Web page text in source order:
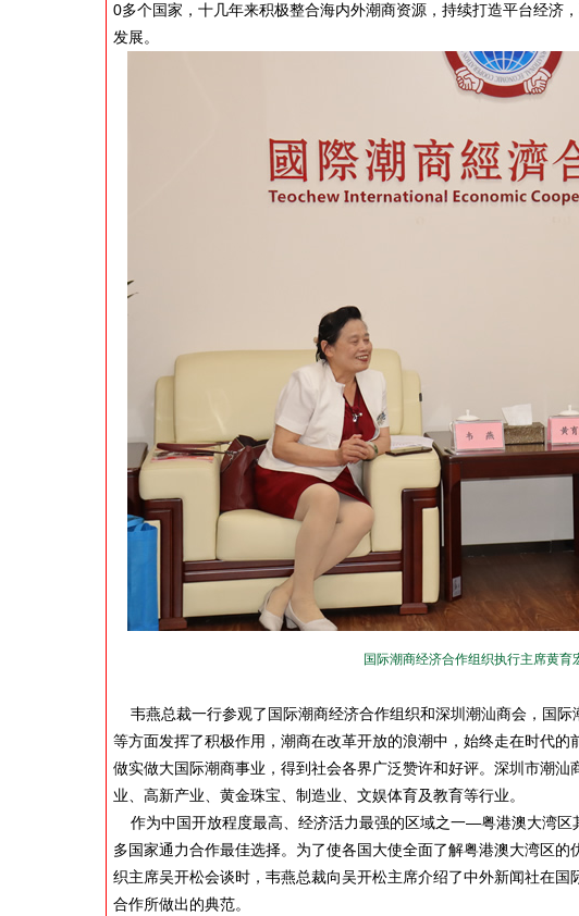
0多个国家，十几年来积极整合海内外潮商资源，持续打造平台经济
发展。
国际潮商经济合作组织执行主席黄
韦燕总裁一行参观了国际潮商经济合作组织和深圳潮汕商会，国
等方面发挥了积极作用，潮商在改革开放的浪潮中，始终走在时代
做实做大国际潮商事业，得到社会各界广泛赞许和好评。深圳市潮
业、高新产业、黄金珠宝、制造业、文娱体育及教育等行业。
作为中国开放程度最高、经济活力最强的区域之一—粤港澳大湾区
多国家通力合作最佳选择。为了使各国大使全面了解粤港澳大湾区
织主席吴开松会谈时，韦燕总裁向吴开松主席介绍了中外新闻社在
合作所做出的典范。